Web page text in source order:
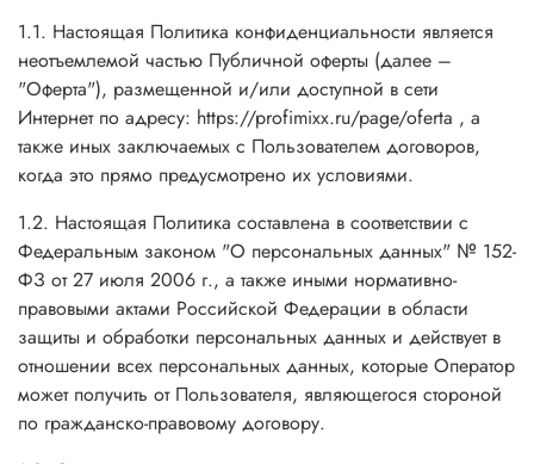
1.1. Настоящая Политика конфиденциальности является
неотъемлемой частью Публичной оферты (далее –
"Оферта"), размещенной и/или доступной в сети
Интернет по адресу: https://profimixx.ru/page/oferta , а
также иных заключаемых с Пользователем договоров,
когда это прямо предусмотрено их условиями.
1.2. Настоящая Политика составлена в соответствии с
Федеральным законом "О персональных данных" № 152-
ФЗ от 27 июля 2006 г., а также иными нормативно-
правовыми актами Российской Федерации в области
защиты и обработки персональных данных и действует в
отношении всех персональных данных, которые Оператор
может получить от Пользователя, являющегося стороной
по гражданско-правовому договору.